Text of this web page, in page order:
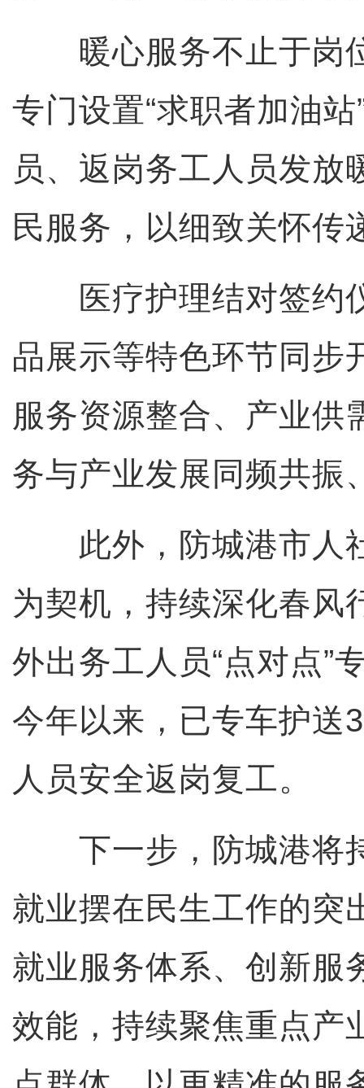
暖心服务不止于岗
专门设置“求职者加油
员、返岗务工人员发放
民服务，以细致关怀传
医疗护理结对签约
品展示等特色环节同步
服务资源整合、产业供
务与产业发展同频共振
此外，防城港市人
为契机，持续深化春风
外出务工人员“点对点”
今年以来，已专车护送
人员安全返岗复工。
下一步，防城港将
就业摆在民生工作的突
就业服务体系、创新服
效能，持续聚焦重点产